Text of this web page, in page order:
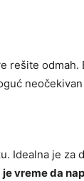
rešite
Idealna je za
vreme da